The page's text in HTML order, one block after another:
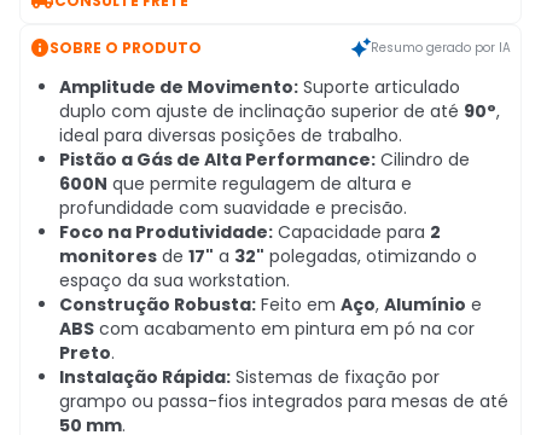
SOBRE O PRODUTO Resumo gerado por IA
Amplitude de Movimento: Suporte articulado
duplo com ajuste de inclinação superior de até 90°,
ideal para diversas posições de trabalho.
Pistão a Gás de Alta Performance: Cilindro de
600N que permite regulagem de altura e
profundidade com suavidade e precisão.
Foco na Produtividade: Capacidade para 2
monitores de 17" a 32" polegadas, otimizando o
espaço da sua workstation.
Construção Robusta: Feito em Aço, Alumínio e
ABS com acabamento em pintura em pó na cor
Preto.
Instalação Rápida: Sistemas de fixação por
grampo ou passa-fios integrados para mesas de até
50 mm.